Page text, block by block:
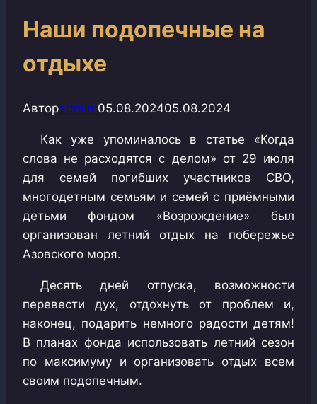
Наши подопечные на
отдыхе
Авторadmin 05.08.202405.08.2024
Как уже упоминалось в статье «Когда
слова не расходятся с делом» от 29 июля
для семей погибших участников СВО,
многодетным семьям и семей с приёмными
детьми фондом «Возрождение» был
организован летний отдых на побережье
Азовского моря.
Десять дней отпуска, возможности
перевести дух, отдохнуть от проблем и,
наконец, подарить немного радости детям!
В планах фонда использовать летний сезон
по максимуму и организовать отдых всем
своим подопечным.